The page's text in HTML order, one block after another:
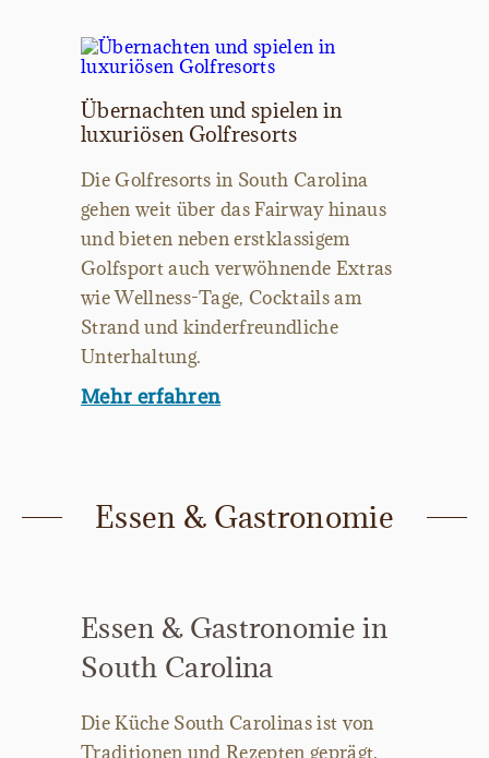
Übernachten und spielen in
luxuriösen Golfresorts
Die Golfresorts in South Carolina
gehen weit über das Fairway hinaus
und bieten neben erstklassigem
Golfsport auch verwöhnende Extras
wie Wellness-Tage, Cocktails am
Strand und kinderfreundliche
Unterhaltung.
Mehr erfahren
Essen & Gastronomie
Essen & Gastronomie in
South Carolina
Die Küche South Carolinas ist von
Traditionen und Rezepten geprägt,